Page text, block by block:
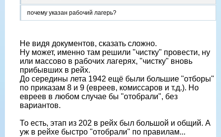
почему указан рабочий лагерь?
Не видя документов, сказать сложно.
Ну может, именно там решили "чистку" провести, ну
или массово в рабочих лагерях, "чистку" вновь
прибывших в рейх.
До середины лета 1942 ещë были большие "отборы"
по приказам 8 и 9 (евреев, комиссаров и т.д.). Но
евреев в любом случае бы "отобрали", без
вариантов.
То есть, этап из 202 в рейх был большой и общий. А
уж в рейхе быстро "отобрали" по правилам...